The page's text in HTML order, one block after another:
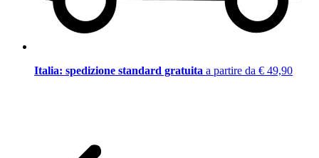
Italia: spedizione standard gratuita a partire da € 49,90